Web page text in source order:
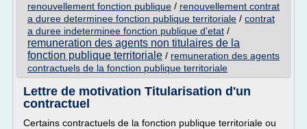
renouvellement fonction publique / renouvellement contrat
a duree determinee fonction publique territoriale / contrat
a duree indeterminee fonction publique d'etat /
remuneration des agents non titulaires de la
fonction publique territoriale / remuneration des agents
contractuels de la fonction publique territoriale
Lettre de motivation Titularisation d'un
contractuel
Certains contractuels de la fonction publique territoriale ou